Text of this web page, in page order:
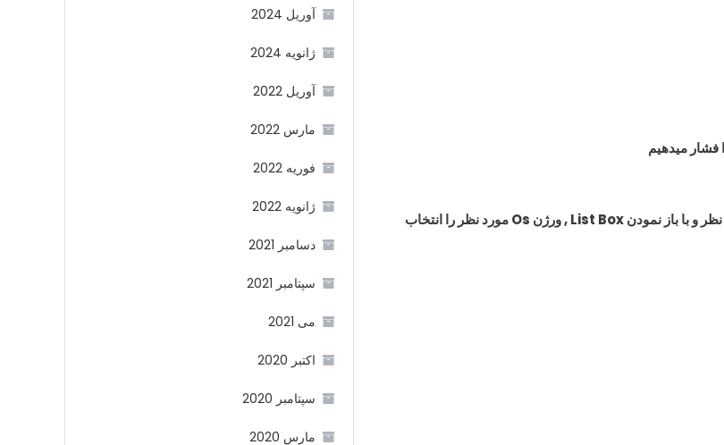
در مرحله Select a Guest Operating System میتوانیم نوع OS مورد نظر و با باز نمودن List Box , ورژن Os مورد نظر را انتخاب
آوریل 2024
ژانویه 2024
آوریل 2022
مارس 2022
فوریه 2022
ژانویه 2022
دسامبر 2021
سپتامبر 2021
می 2021
اکتبر 2020
سپتامبر 2020
مارس 2020